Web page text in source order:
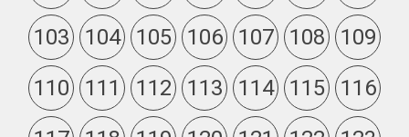
103
104 105 106 107 108
109
110
111 112 113 114 115
116